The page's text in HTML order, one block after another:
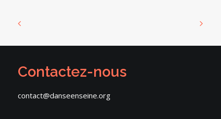
Contactez-nous
contact@danseenseine.org